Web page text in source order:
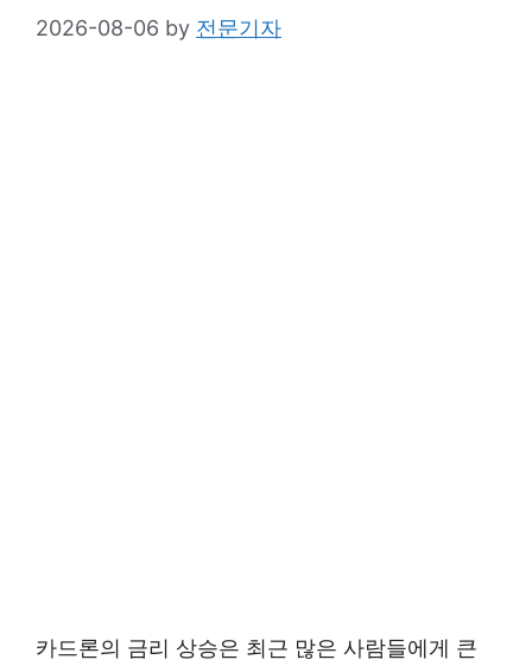
2026-08-06 by 전문기자
카드론의 금리 상승은 최근 많은 사람들에게 큰